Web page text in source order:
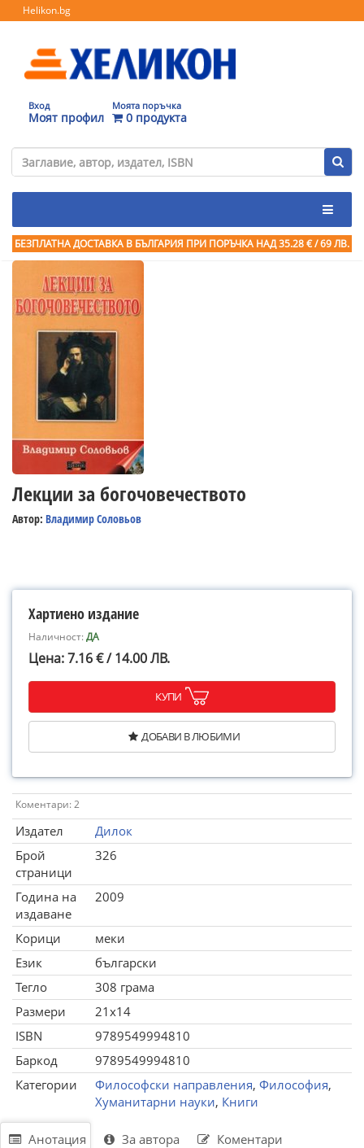
Helikon.bg
Вход
Моят профил
Моята поръчка
0 продукта
БЕЗПЛАТНА ДОСТАВКА В БЪЛГАРИЯ ПРИ ПОРЪЧКА НАД 35.28 € / 69 ЛВ.
Лекции за богочовечеството
Автор: Владимир Соловьов
Хартиено издание
Наличност:ДА
Цена: 7.16 € / 14.00 ЛВ.
КУПИ
ДОБАВИ В ЛЮБИМИ
Коментари: 2
Издател
Дилок
Брой
страници
326
Година на
издаване
2009
Корици
меки
Език
български
Тегло
308 грама
Размери
21x14
ISBN
9789549994810
Баркод
9789549994810
Категории
Философски направления, Философия,
Хуманитарни науки, Книги
Анотация За автора Коментари